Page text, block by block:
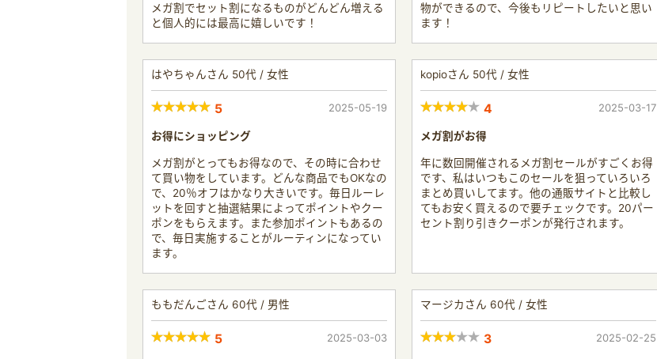
メガ割でセット割になるものがどんどん増える
と個人的には最高に嬉しいです！
物ができるので、今後もリピートしたいと思い
ます！
はやちゃんさん 50代 / 女性
5 2025-05-19
お得にショッピング
メガ割がとってもお得なので、その時に合わせ
て買い物をしています。どんな商品でもOKなの
で、20％オフはかなり大きいです。毎日ルーレ
ットを回すと抽選結果によってポイントやクー
ポンをもらえます。また参加ポイントもあるの
で、毎日実施することがルーティンになってい
ます。
kopioさん 50代 / 女性
4 2025-03-17
メガ割がお得
年に数回開催されるメガ割セールがすごくお得
です、私はいつもこのセールを狙っていろいろ
まとめ買いしてます。他の通販サイトと比較し
てもお安く買えるので要チェックです。20パー
セント割り引きクーポンが発行されます。
ももだんごさん 60代 / 男性
5 2025-03-03
マージカさん 60代 / 女性
3 2025-02-25